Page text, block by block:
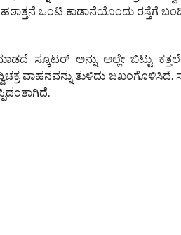
ಒಂಟಿ ಕಾಡಾನೆಯೊಂದು ರಸ್ತೆಗೆ
ಸ್ಕೂಟರ್ ಅನ್ನು ಅಲ್ಲೇ ಬಿಟ್ಟು
ದ್ವಿಚಕ್ರ ವಾಹನವನ್ನು ತುಳಿದು